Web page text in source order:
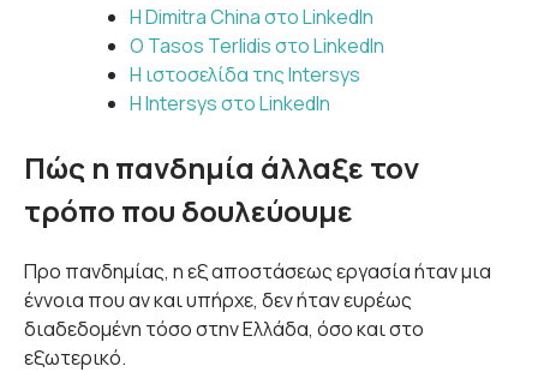
Η Dimitra China στο LinkedIn
Ο Tasos Terlidis στο LinkedIn
Η ιστοσελίδα της Intersys
Η Intersys στο LinkedIn
Πώς η πανδημία άλλαξε τον
τρόπο που δουλεύουμε
Προ πανδημίας, η εξ αποστάσεως εργασία ήταν μια
έννοια που αν και υπήρχε, δεν ήταν ευρέως
διαδεδομένη τόσο στην Ελλάδα, όσο και στο
εξωτερικό.